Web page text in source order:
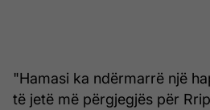
"Hamasi ka ndërmarrë një
të jetë më përgjegjës për